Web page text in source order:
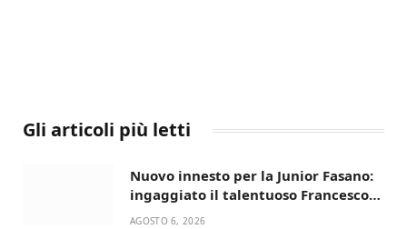
Gli articoli più letti
Nuovo innesto per la Junior Fasano:
ingaggiato il talentuoso Francesco
Lupo Timini
AGOSTO 6, 2026